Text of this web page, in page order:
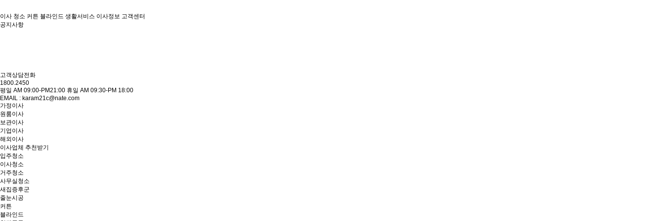
이사 청소 커튼 블라인드 생활서비스 이사정보 고객센터
공지사항
고객상담전화
1800.2450
평일 AM 09:00-PM21:00 휴일 AM 09:30-PM 18:00
EMAIL : karam21c@nate.com
가정이사
원룸이사
보관이사
기업이사
해외이사
이사업체 추천받기
입주청소
이사청소
거주청소
사무실청소
새집증후군
줄눈시공
커튼
블라인드